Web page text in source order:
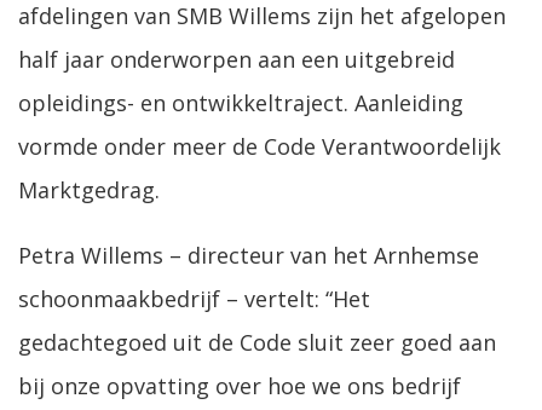
afdelingen van SMB Willems zijn het afgelopen
half jaar onderworpen aan een uitgebreid
opleidings- en ontwikkeltraject. Aanleiding
vormde onder meer de Code Verantwoordelijk
Marktgedrag.
Petra Willems – directeur van het Arnhemse
schoonmaakbedrijf – vertelt: “Het
gedachtegoed uit de Code sluit zeer goed aan
bij onze opvatting over hoe we ons bedrijf